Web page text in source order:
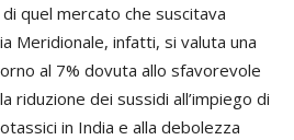
quel mercato che suscitava
Meridionale, infatti, si valuta una
al 7% dovuta allo sfavorevole
riduzione dei sussidi all’impiego di
in India e alla debolezza